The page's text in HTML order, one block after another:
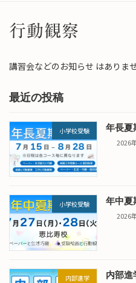
行動観察
講習会などのお知らせ はありませ
最近の投稿
小学校受験 年長夏
2026
小学校受験 年中夏
2026
内部進学 内部進